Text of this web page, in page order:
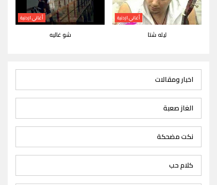
أغاني اردنية
ليله شتا
أغاني اردنية
شو غاليه
اخبار ومقالات
الغاز صعبة
نكت مضحكة
كلام حب